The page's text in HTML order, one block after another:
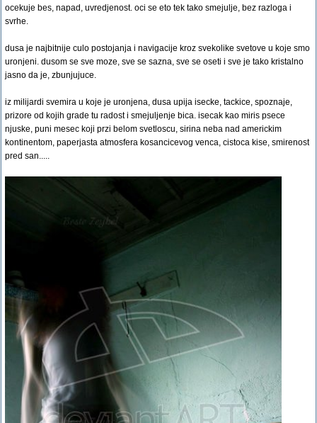
ocekuje bes, napad, uvredjenost. oci se eto tek tako smejulje, bez razloga i
svrhe.
dusa je najbitnije culo postojanja i navigacije kroz svekolike svetove u koje smo
uronjeni. dusom se sve moze, sve se sazna, sve se oseti i sve je tako kristalno
jasno da je, zbunjujuce.
iz milijardi svemira u koje je uronjena, dusa upija isecke, tackice, spoznaje,
prizore od kojih grade tu radost i smejuljenje bica. isecak kao miris psece
njuske, puni mesec koji przi belom svetloscu, sirina neba nad americkim
kontinentom, paperjasta atmosfera kosancicevog venca, cistoca kise, smirenost
pred san.....